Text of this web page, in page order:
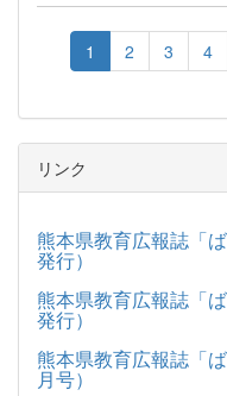
1 2 3 4
リンク
熊本県教育広報誌「
発行）
熊本県教育広報誌「
発行）
熊本県教育広報誌「
月号）